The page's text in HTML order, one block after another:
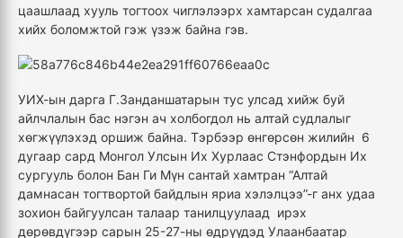
цаашлаад хууль тогтоох чиглэлээрх хамтарсан судалгаа
хийх боломжтой гэж үзэж байна гэв.
УИХ-ын дарга Г.Занданшатарын тус улсад хийж буй
айлчлалын бас нэгэн ач холбогдол нь алтай судлалыг
хөгжүүлэхэд оршиж байна. Тэрбээр өнгөрсөн жилийн 6
дугаар сард Монгол Улсын Их Хурлаас Стэнфордын Их
сургууль болон Бан Ги Мүн сантай хамтран “Алтай
дамнасан тогтвортой байдлын яриа хэлэлцээ”-г анх удаа
зохион байгуулсан талаар танилцуулаад ирэх
дөрөвдүгээр сарын 25-27-ны өдрүүдэд Улаанбаатар